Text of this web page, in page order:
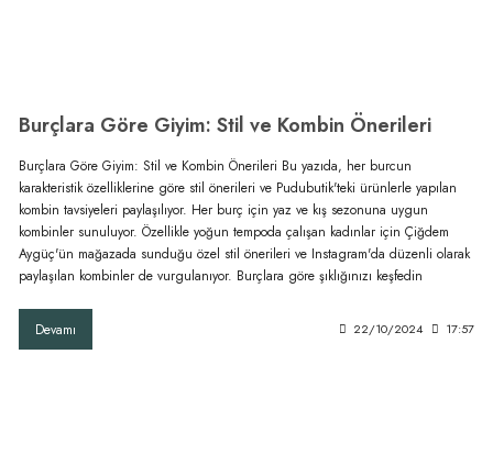
Burçlara Göre Giyim: Stil ve Kombin Önerileri
Burçlara Göre Giyim: Stil ve Kombin Önerileri Bu yazıda, her burcun
karakteristik özelliklerine göre stil önerileri ve Pudubutik'teki ürünlerle yapılan
kombin tavsiyeleri paylaşılıyor. Her burç için yaz ve kış sezonuna uygun
kombinler sunuluyor. Özellikle yoğun tempoda çalışan kadınlar için Çiğdem
Aygüç'ün mağazada sunduğu özel stil önerileri ve Instagram'da düzenli olarak
paylaşılan kombinler de vurgulanıyor. Burçlara göre şıklığınızı keşfedin
Devamı 22/10/2024 17:57